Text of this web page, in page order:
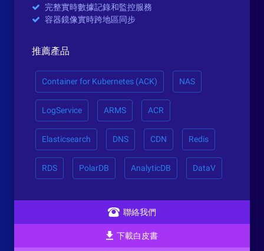
完整實時數據記錄和監控服務
容器鏡像實時跨地區同步
推薦產品
Container for Kubernetes (ACK) NAS
LogService ARMS ACR
Elasticsearch DNS CDN Redis
RDS PolarDB AnalyticDB DataV
聯絡我們
下載白皮書